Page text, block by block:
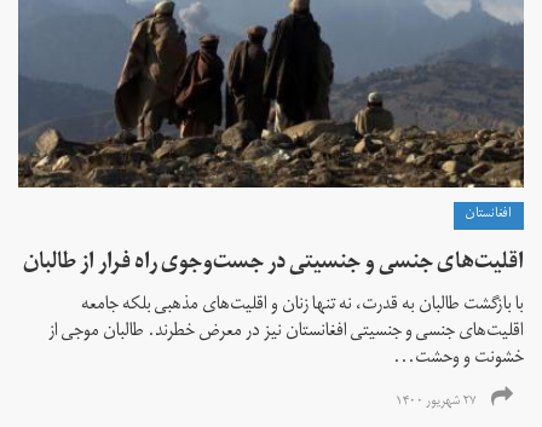
افغانستان
اقلیت‌های جنسی و جنسیتی در جست‌و‌جوی راه فرار از طالبان
با بازگشت طالبان به قدرت، نه تنها زنان و اقلیت‌های مذهبی بلکه جامعه
اقلیت‌های جنسی و جنسیتی افغانستان نیز در معرض خطرند. طالبان موجی از
خشونت و وحشت...
۲۷ شهریور ۱۴۰۰